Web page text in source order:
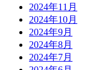
2024年11月
2024年10月
2024年9月
2024年8月
2024年7月